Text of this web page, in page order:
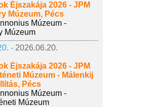
Éjszakája 2026 - JPM
Múzeum, Pécs
Múzeum -
Múzeum
- 2026.06.20.
Éjszakája 2026 - JPM
Múzeum - Málenkij
Pécs
Múzeum -
Múzeum